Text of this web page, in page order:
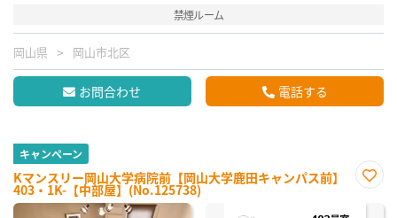
禁煙ルーム
岡山県 岡山市北区
お問合わせ 電話する
キャンペーン
Kマンスリー岡山大学病院前【岡山大学鹿田キャンパス前】
403・1K-【中部屋】(No.125738)
に入